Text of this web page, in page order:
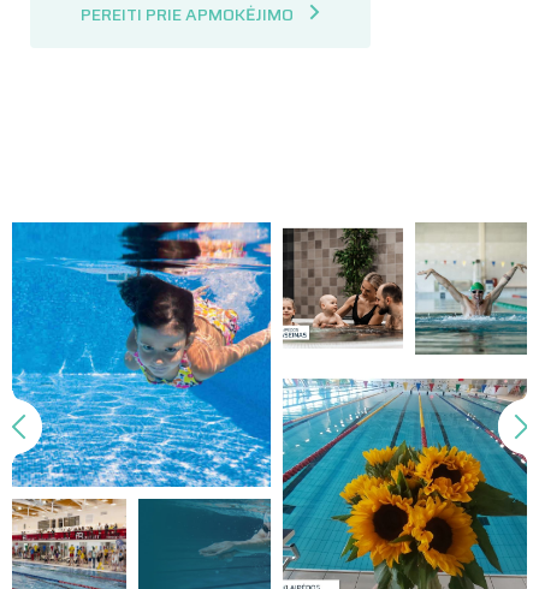
PEREITI PRIE APMOKĖJIMO